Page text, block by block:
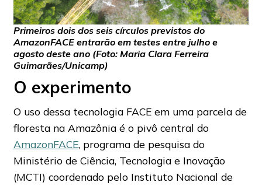
Primeiros dois dos seis círculos previstos do
AmazonFACE entrarão em testes entre julho e
agosto deste ano (Foto: Maria Clara Ferreira
Guimarães/Unicamp)
O experimento
O uso dessa tecnologia FACE em uma parcela de
floresta na Amazônia é o pivô central do
AmazonFACE, programa de pesquisa do
Ministério de Ciência, Tecnologia e Inovação
(MCTI) coordenado pelo Instituto Nacional de